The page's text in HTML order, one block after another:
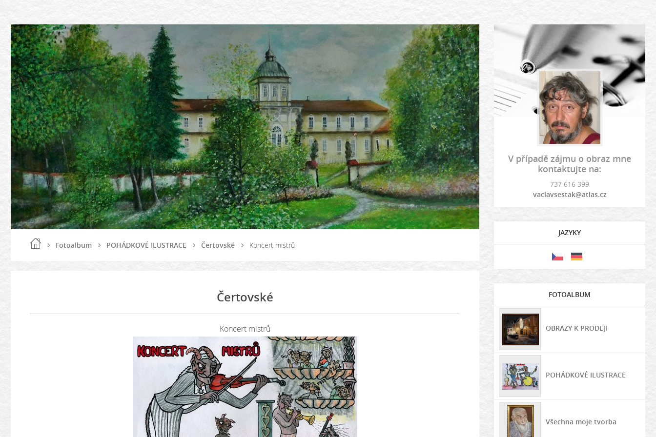
Fotoalbum POHÁDKOVÉ ILUSTRACE Čertovské Koncert mistrů
Čertovské
Koncert mistrů
V případě zájmu o obraz mne
kontaktujte na:
737 616 399
vaclavsestak@atlas.cz
JAZYKY
FOTOALBUM
OBRAZY K PRODEJI
POHÁDKOVÉ ILUSTRACE
Všechna moje tvorba